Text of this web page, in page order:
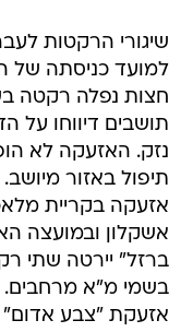
שיגורי הרקטות
למועד כניסתה של
חצות נפלה רקטה
תושבים דיווחו על
נזק. האזעקה לא
תיפול באזור
אזעקה בקריית
אשקלון ובמועצה
ברזל" יירטה שתי
אזעקת "צבע אדום"